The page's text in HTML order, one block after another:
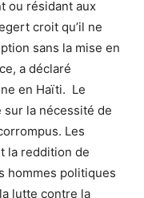
ou résidant aux
croit qu’il ne
sans la mise en
a déclaré
en Haïti. Le
la nécessité de
Les
la reddition de
hommes politiques
lutte contre la